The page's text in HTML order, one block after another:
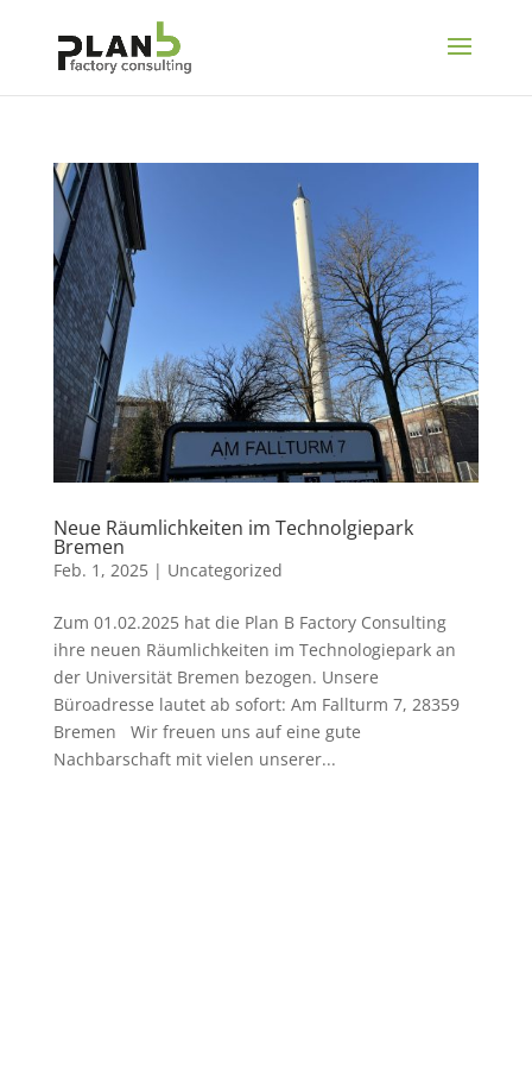
Neue Räumlichkeiten im Technolgiepark
Bremen
Feb. 1, 2025| Uncategorized
Zum 01.02.2025 hat die Plan B Factory Consulting
ihre neuen Räumlichkeiten im Technologiepark an
der Universität Bremen bezogen. Unsere
Büroadresse lautet ab sofort: Am Fallturm 7, 28359
Bremen Wir freuen uns auf eine gute
Nachbarschaft mit vielen unserer...